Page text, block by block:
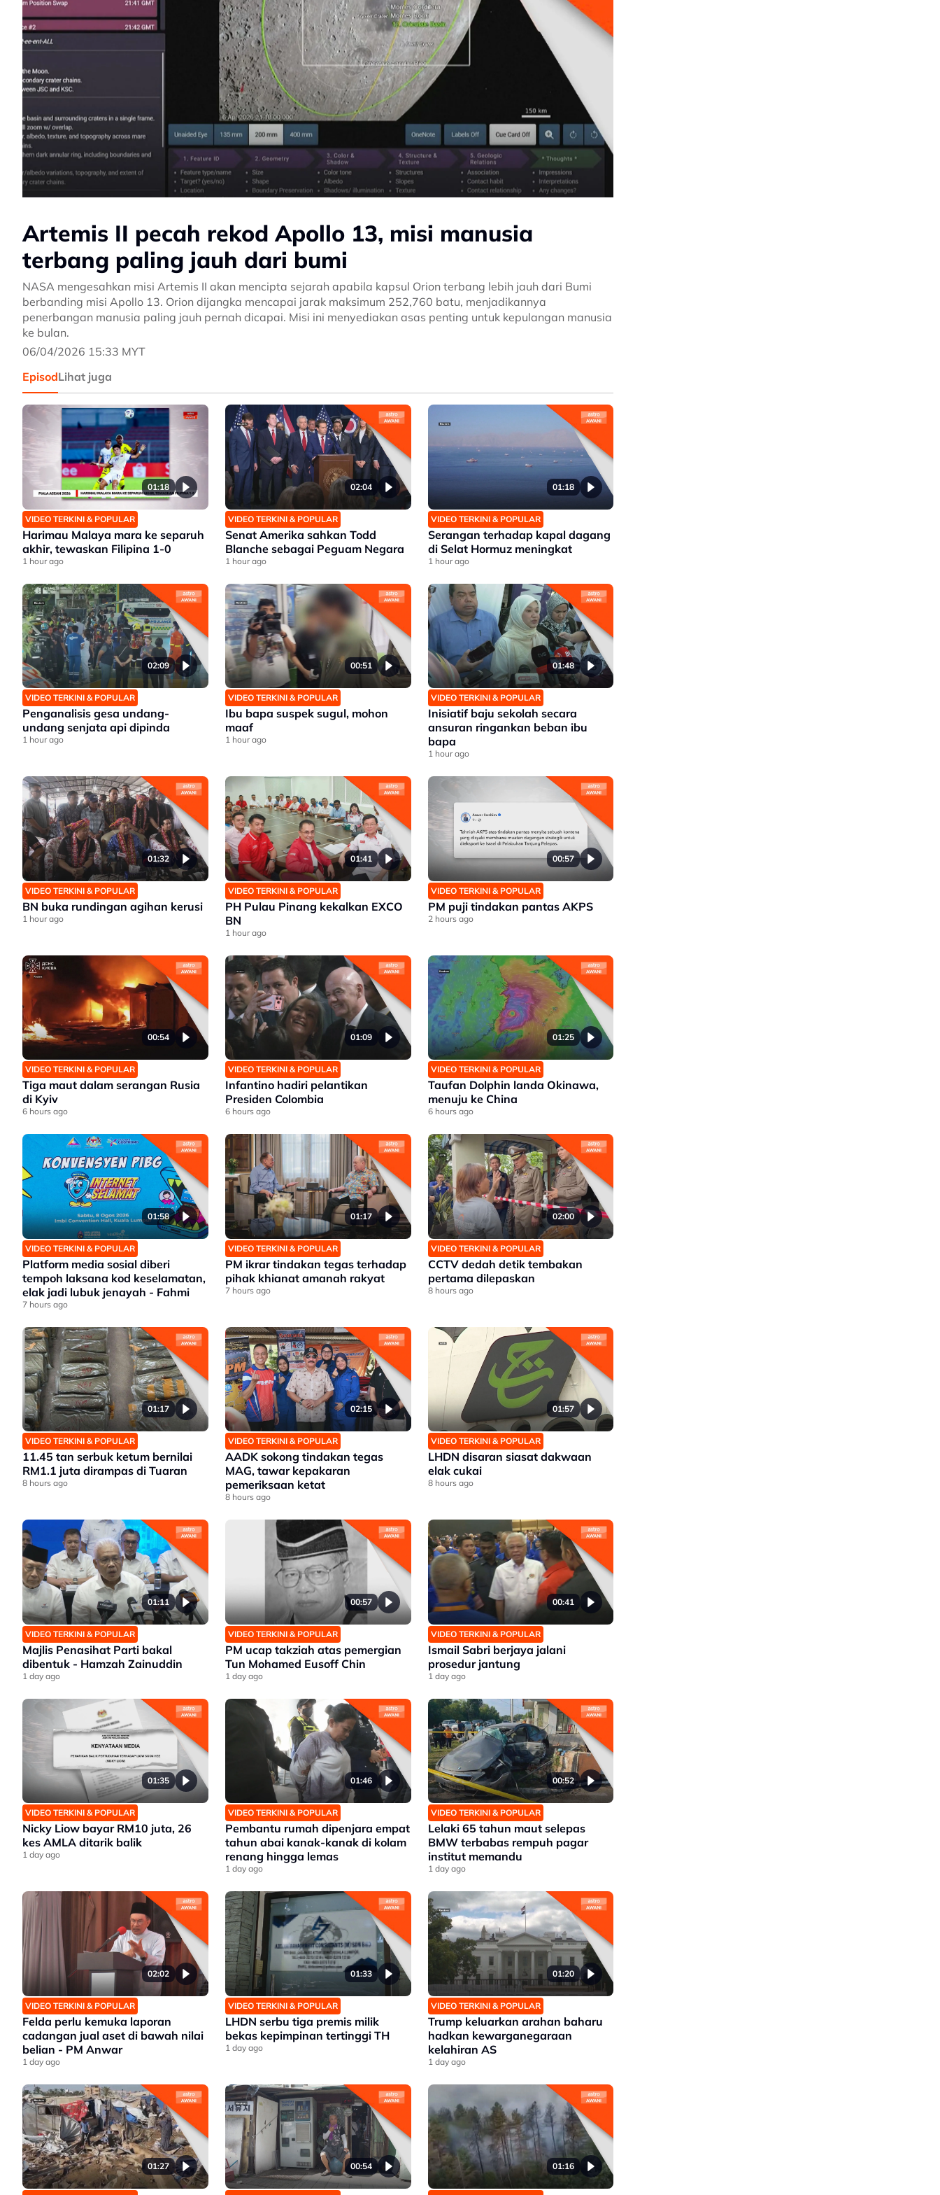
Artemis II pecah rekod Apollo 13, misi manusia
terbang paling jauh dari bumi
NASA mengesahkan misi Artemis II akan mencipta sejarah apabila kapsul Orion terbang lebih jauh dari Bumi
berbanding misi Apollo 13. Orion dijangka mencapai jarak maksimum 252,760 batu, menjadikannya
penerbangan manusia paling jauh pernah dicapai. Misi ini menyediakan asas penting untuk kepulangan manusia
ke bulan.
06/04/2026 15:33 MYT
EpisodLihat juga
01:18
VIDEO TERKINI & POPULAR
Harimau Malaya mara ke separuh
akhir, tewaskan Filipina 1-0
1 hour ago
02:04
VIDEO TERKINI & POPULAR
Senat Amerika sahkan Todd
Blanche sebagai Peguam Negara
1 hour ago
01:18
VIDEO TERKINI & POPULAR
Serangan terhadap kapal dagang
di Selat Hormuz meningkat
1 hour ago
02:09
VIDEO TERKINI & POPULAR
Penganalisis gesa undang-
undang senjata api dipinda
1 hour ago
00:51
VIDEO TERKINI & POPULAR
Ibu bapa suspek sugul, mohon
maaf
1 hour ago
01:48
VIDEO TERKINI & POPULAR
Inisiatif baju sekolah secara
ansuran ringankan beban ibu
bapa
1 hour ago
01:32
VIDEO TERKINI & POPULAR
BN buka rundingan agihan kerusi
1 hour ago
01:41
VIDEO TERKINI & POPULAR
PH Pulau Pinang kekalkan EXCO
BN
1 hour ago
00:57
VIDEO TERKINI & POPULAR
PM puji tindakan pantas AKPS
2 hours ago
00:54
VIDEO TERKINI & POPULAR
Tiga maut dalam serangan Rusia
di Kyiv
6 hours ago
01:09
VIDEO TERKINI & POPULAR
Infantino hadiri pelantikan
Presiden Colombia
6 hours ago
01:25
VIDEO TERKINI & POPULAR
Taufan Dolphin landa Okinawa,
menuju ke China
6 hours ago
01:58
VIDEO TERKINI & POPULAR
Platform media sosial diberi
tempoh laksana kod keselamatan,
elak jadi lubuk jenayah - Fahmi
7 hours ago
01:17
VIDEO TERKINI & POPULAR
PM ikrar tindakan tegas terhadap
pihak khianat amanah rakyat
7 hours ago
02:00
VIDEO TERKINI & POPULAR
CCTV dedah detik tembakan
pertama dilepaskan
8 hours ago
01:17
VIDEO TERKINI & POPULAR
11.45 tan serbuk ketum bernilai
RM1.1 juta dirampas di Tuaran
8 hours ago
02:15
VIDEO TERKINI & POPULAR
AADK sokong tindakan tegas
MAG, tawar kepakaran
pemeriksaan ketat
8 hours ago
01:57
VIDEO TERKINI & POPULAR
LHDN disaran siasat dakwaan
elak cukai
8 hours ago
01:11
VIDEO TERKINI & POPULAR
Majlis Penasihat Parti bakal
dibentuk - Hamzah Zainuddin
1 day ago
00:57
VIDEO TERKINI & POPULAR
PM ucap takziah atas pemergian
Tun Mohamed Eusoff Chin
1 day ago
00:41
VIDEO TERKINI & POPULAR
Ismail Sabri berjaya jalani
prosedur jantung
1 day ago
01:35
VIDEO TERKINI & POPULAR
Nicky Liow bayar RM10 juta, 26
kes AMLA ditarik balik
1 day ago
01:46
VIDEO TERKINI & POPULAR
Pembantu rumah dipenjara empat
tahun abai kanak-kanak di kolam
renang hingga lemas
1 day ago
00:52
VIDEO TERKINI & POPULAR
Lelaki 65 tahun maut selepas
BMW terbabas rempuh pagar
institut memandu
1 day ago
02:02
VIDEO TERKINI & POPULAR
Felda perlu kemuka laporan
cadangan jual aset di bawah nilai
belian - PM Anwar
1 day ago
01:33
VIDEO TERKINI & POPULAR
LHDN serbu tiga premis milik
bekas kepimpinan tertinggi TH
1 day ago
01:20
VIDEO TERKINI & POPULAR
Trump keluarkan arahan baharu
hadkan kewarganegaraan
kelahiran AS
1 day ago
01:27 00:54 01:16